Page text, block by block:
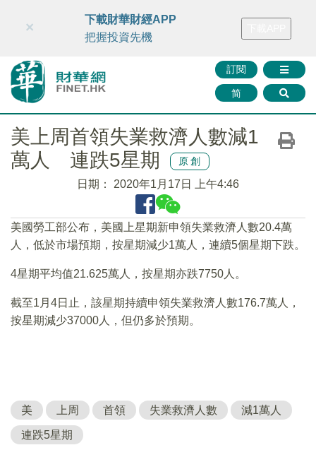
財華智庫網 FINTV FINMETA 財華證券 媒體矩陣
訂閱
简
×
下載財華財經APP
把握投資先機
美上周首領失業救濟人數減1
萬人 連跌5星期
原創
日期： 2020年1月17日 上午4:46
美國勞工部公布，美國上星期新申領失業救濟人數20.4萬
人，低於市場預期，按星期減少1萬人，連續5個星期下跌。
4星期平均值21.625萬人，按星期亦跌7750人。
截至1月4日止，該星期持續申領失業救濟人數176.7萬人，
按星期減少37000人，但仍多於預期。
美 上周 首領 失業救濟人數 減1萬人
連跌5星期